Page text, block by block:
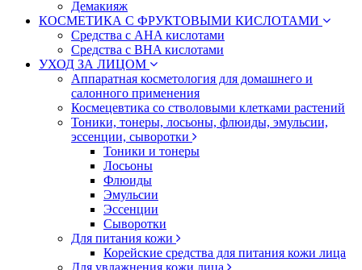
Демакияж
КОСМЕТИКА С ФРУКТОВЫМИ КИСЛОТАМИ
Средства с AHA кислотами
Средства с BHA кислотами
УХОД ЗА ЛИЦОМ
Аппаратная косметология для домашнего и
салонного применения
Космецевтика со стволовыми клетками растений
Тоники, тонеры, лосьоны, флюиды, эмульсии,
эссенции, сыворотки
Тоники и тонеры
Лосьоны
Флюиды
Эмульсии
Эссенции
Сыворотки
Для питания кожи
Корейские средства для питания кожи лица
Для увлажнения кожи лица